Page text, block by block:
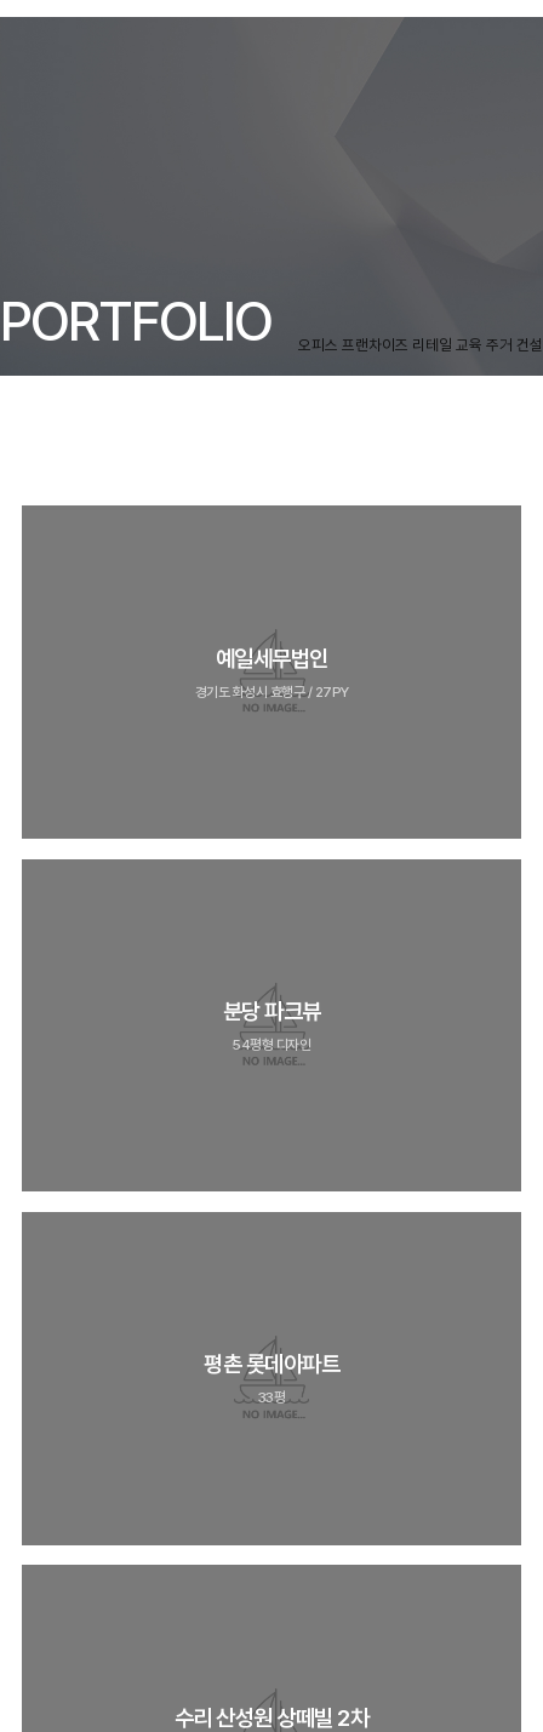
PORTFOLIO 오피스 프랜차이즈 리테일 교육 주거 건설
예일세무법인
경기도 화성시 효행구 / 27PY
분당 파크뷰
54평형 디자인
평촌 롯데아파트
33평
수리 산성원 상떼빌 2차